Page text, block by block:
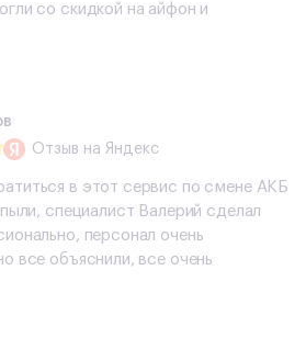
со скидкой на айфон и
Отзыв на Яндекс
в этот сервис по смене АКБ
специалист Валерий сделал
персонал очень
все объяснили, все очень